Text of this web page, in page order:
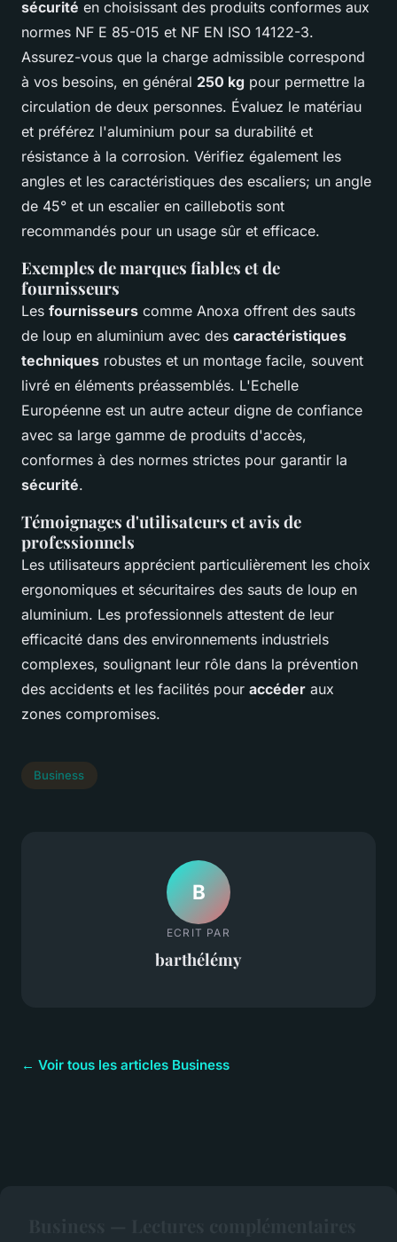
sécurité en choisissant des produits conformes aux
normes NF E 85-015 et NF EN ISO 14122-3.
Assurez-vous que la charge admissible correspond
à vos besoins, en général 250 kg pour permettre la
circulation de deux personnes. Évaluez le matériau
et préférez l'aluminium pour sa durabilité et
résistance à la corrosion. Vérifiez également les
angles et les caractéristiques des escaliers; un angle
de 45° et un escalier en caillebotis sont
recommandés pour un usage sûr et efficace.
Exemples de marques fiables et de
fournisseurs
Les fournisseurs comme Anoxa offrent des sauts
de loup en aluminium avec des caractéristiques
techniques robustes et un montage facile, souvent
livré en éléments préassemblés. L'Echelle
Européenne est un autre acteur digne de confiance
avec sa large gamme de produits d'accès,
conformes à des normes strictes pour garantir la
sécurité.
Témoignages d'utilisateurs et avis de
professionnels
Les utilisateurs apprécient particulièrement les choix
ergonomiques et sécuritaires des sauts de loup en
aluminium. Les professionnels attestent de leur
efficacité dans des environnements industriels
complexes, soulignant leur rôle dans la prévention
des accidents et les facilités pour accéder aux
zones compromises.
Business
B
ECRIT PAR
barthélémy
← Voir tous les articles Business